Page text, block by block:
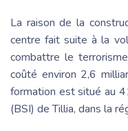
La raison de la
centre fait suite à la
combattre le
coûté environ 2,6
formation est situé au
(BSI) de Tillia, dans la